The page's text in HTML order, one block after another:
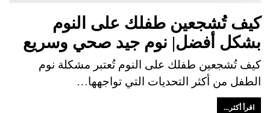
كيف تُشجعين طفلك على النوم
بشكل أفضل| نوم جيد صحي وسريع
كيف تُشجعين طفلك على النوم تُعتبر مشكلة نوم
الطفل من أكثر التحديات التي تواجهها…
اقرأ أكثر...